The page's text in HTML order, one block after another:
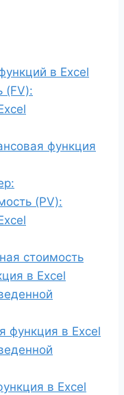
в Excel
(FV):
функция
(PV):
стоимость
в Excel
функция в Excel
в Excel